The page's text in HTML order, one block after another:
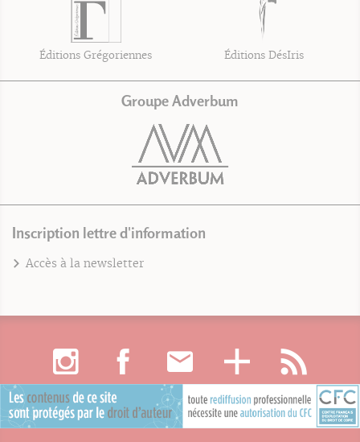
Éditions Grégoriennes Éditions DésIris
Groupe Adverbum
Inscription lettre d'information
Accès à la newsletter